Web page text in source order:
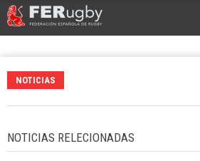
NOTICIAS
NOTICIAS RELECIONADAS